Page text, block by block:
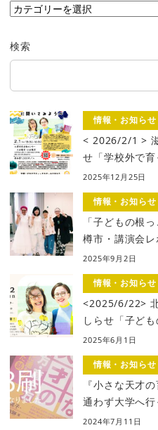
カ
テ
リ
検索
情報・お知らせ
< 2026/2/1 >
せ「学校外で育
2025年12月25日
情報・お知らせ
「子どもの根
樽市・講演会レ
2025年9月2日
情報・お知らせ
<2025/6/22>
しらせ「子ど
2025年6月1日
情報・お知らせ
『小さな天才
通わず大学へ
2024年7月11日